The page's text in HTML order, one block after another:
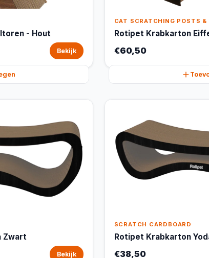
- Hout
Bekijk
CAT SCRATCHING POSTS &
Rotipet Krabkarton
€60,50
Zwart
Bekijk
SCRATCH CARDBOARD
Rotipet Krabkarton
€38,50